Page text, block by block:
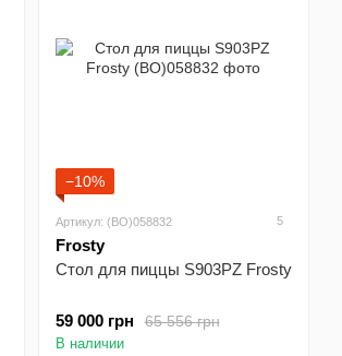
−10%
Артикул: (BO)058832 5
Frosty
Стол для пиццы S903PZ Frosty
65 556 грн
59 000 грн
В наличии